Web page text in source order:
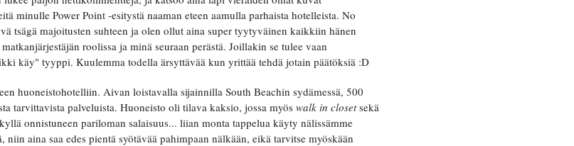
minulle Power Point -esitystä naaman eteen aamulla parhaista hotelleista. No
tsägä majoitusten suhteen ja olen ollut aina super tyytyväinen kaikkiin hänen
roolissa ja minä seuraan perästä. Joillakin se tulee vaan
käy" tyyppi. Kuulemma todella ärsyttävää kun yrittää tehdä jotain päätöksiä :D
huoneistohotelliin. Aivan loistavalla sijainnilla South Beachin sydämessä, 500
tarvittavista palveluista. Huoneisto oli tilava kaksio, jossa myös walk in closetsekä
onnistuneen pariloman salaisuus... liian monta tappelua käyty nälissämme
aina saa edes pientä syötävää pahimpaan nälkään, eikä tarvitse myöskään